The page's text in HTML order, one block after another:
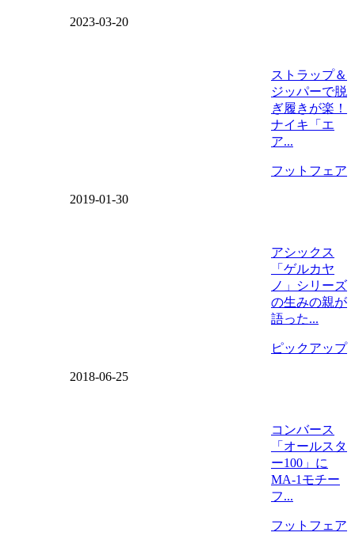
2023-03-20
ストラップ＆
ジッパーで脱
ぎ履きが楽！
ナイキ「エ
ア...
フットフェア
2019-01-30
アシックス
「ゲルカヤ
ノ」シリーズ
の生みの親が
語った...
ピックアップ
2018-06-25
コンバース
「オールスタ
ー100」に
MA-1モチー
フ...
フットフェア